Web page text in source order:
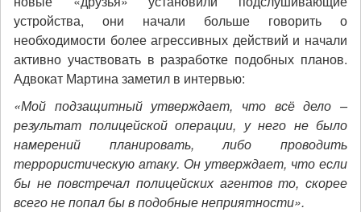
устройства, они начали больше говорить о
необходимости более агрессивных действий и начали
активно участвовать в разработке подобных планов.
Адвокат Мартина заметил в интервью:
«Мой подзащитный утверждает, что всё дело –
результат полицейской операции, у него не было
намерений планировать, либо проводить
террористическую атаку. Он утверждает, что если
бы не повстречал полицейских агентов то, скорее
всего не попал бы в подобные неприятности».